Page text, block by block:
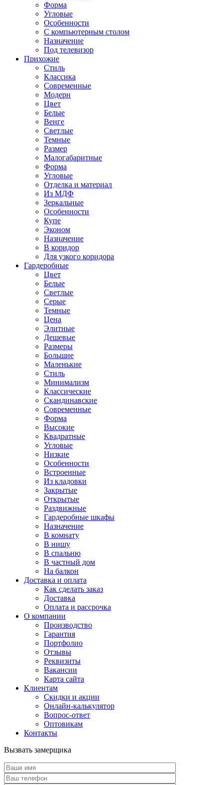
Форма
Угловые
Особенности
С компьютерным столом
Назначение
Под телевизор
Прихожие
Стиль
Классика
Современные
Модерн
Цвет
Белые
Венге
Светлые
Темные
Размер
Малогабаритные
Форма
Угловые
Отделка и материал
Из МДФ
Зеркальные
Особенности
Купе
Эконом
Назначение
В коридор
Для узкого коридора
Гардеробные
Цвет
Белые
Светлые
Серые
Темные
Цена
Элитные
Дешевые
Размеры
Большие
Маленькие
Стиль
Минимализм
Классические
Скандинавские
Современные
Форма
Высокие
Квадратные
Угловые
Низкие
Особенности
Встроенные
Из кладовки
Закрытые
Открытые
Раздвижные
Гардеробные шкафы
Назначение
В комнату
В нишу
В спальню
В частный дом
На балкон
Доставка и оплата
Как сделать заказ
Доставка
Оплата и рассрочка
О компании
Производство
Гарантия
Портфолио
Отзывы
Реквизиты
Вакансии
Карта сайта
Клиентам
Скидки и акции
Онлайн-калькулятор
Вопрос-ответ
Оптовикам
Контакты
Вызвать замерщика